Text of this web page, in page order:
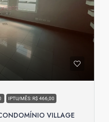
IPTU/MÊS: R$ 466,00
VILLAGE